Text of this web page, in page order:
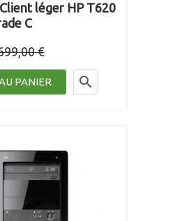
léger HP T620
C
€
PANIER 